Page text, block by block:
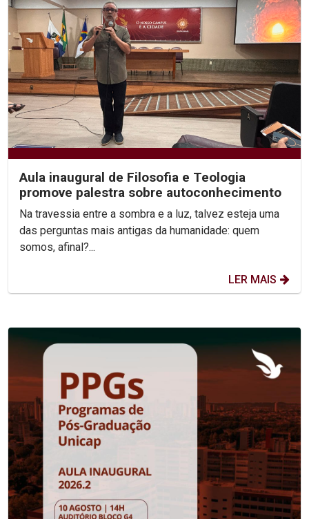
Aula inaugural de Filosofia e Teologia
promove palestra sobre autoconhecimento
Na travessia entre a sombra e a luz, talvez esteja uma
das perguntas mais antigas da humanidade: quem
somos, afinal?...
LER MAIS